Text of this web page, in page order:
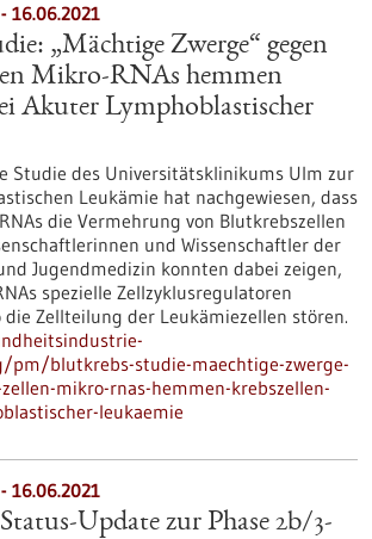
16.06.2021
„Mächtige Zwerge“ gegen
Mikro-RNAs hemmen
Akuter Lymphoblastischer
Studie des Universitätsklinikums Ulm zur
Leukämie hat nachgewiesen, dass
die Vermehrung von Blutkrebszellen
und Wissenschaftler der
Jugendmedizin konnten dabei zeigen,
spezielle Zellzyklusregulatoren
Zellteilung der Leukämiezellen stören.
pm/blutkrebs-studie-maechtige-zwerge-
mikro-rnas-hemmen-krebszellen-
leukaemie
16.06.2021
Update zur Phase 2b/3-